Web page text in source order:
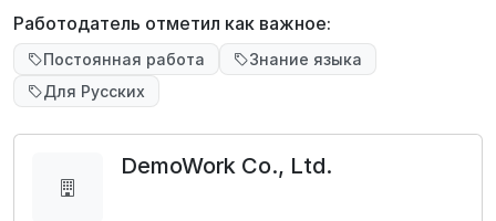
Работодатель отметил как важное:
Постоянная работа
Знание языка
Для Русских
DemoWork Co., Ltd.